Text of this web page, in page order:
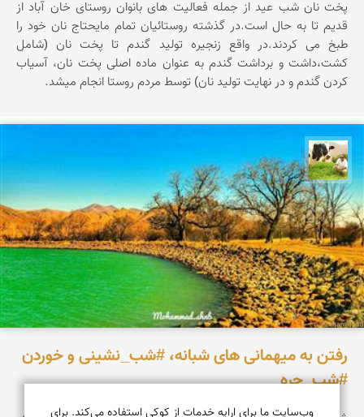
پخت نان شب عید از جمله فعالیت های بانوان روستای خان آباد از
قدیم تا به حال است.در گذشته روستائیان تمام مایحتاج نان خود را
طبخ می كردند.در واقع زنجیره تولید گندم تا پخت نان (شامل
كشت،داشت و برداشت گندم به عنوان ماده اصلی پخت نان، آسیاب
كردن گندم و در نهایت تولید نان) توسط مردم روستا انجام میشد.
تقی قاسمی
رفتن به میهمانی های شبانه، #شب_نشینی و خوردن
#شب_چره
وب‌سایت ما برای ارایه خدمات از کوکی استفاده می‌کند. برای